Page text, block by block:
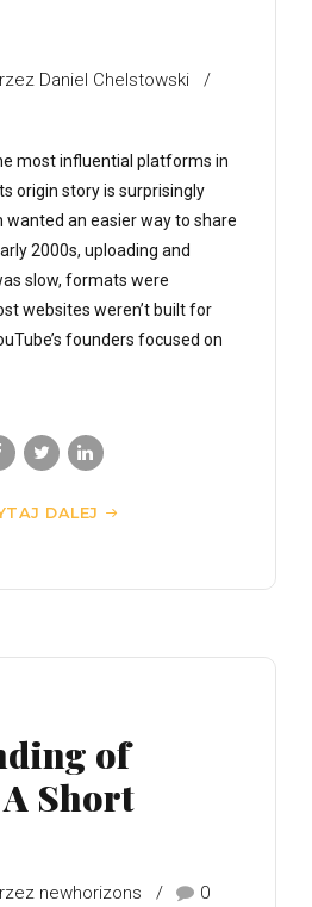
Daniel Chelstowski
most influential platforms in
origin story is surprisingly
wanted an easier way to share
2000s, uploading and
slow, formats were
websites weren’t built for
founders focused on
DALEJ
of
Short
newhorizons 0